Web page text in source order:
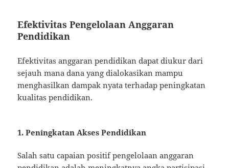
Efektivitas Pengelolaan Anggaran
Pendidikan
Efektivitas anggaran pendidikan dapat diukur dari
sejauh mana dana yang dialokasikan mampu
menghasilkan dampak nyata terhadap peningkatan
kualitas pendidikan.
1. Peningkatan Akses Pendidikan
Salah satu capaian positif pengelolaan anggaran